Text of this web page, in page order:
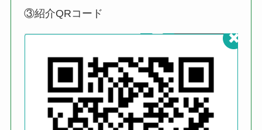
③紹介QRコード